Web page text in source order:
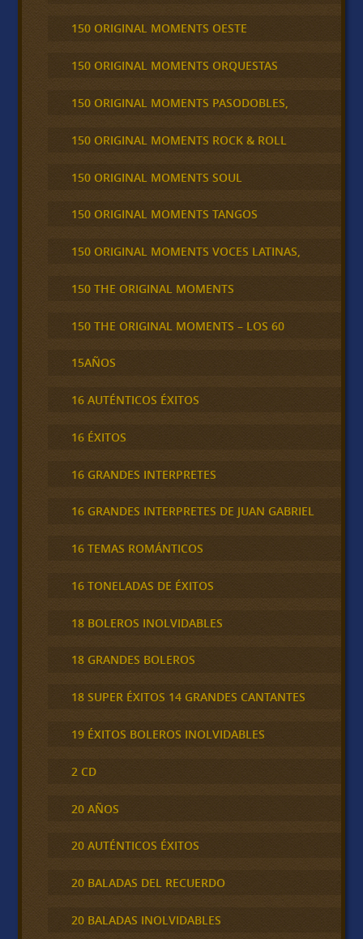
150 ORIGINAL MOMENTS OESTE
150 ORIGINAL MOMENTS ORQUESTAS
150 ORIGINAL MOMENTS PASODOBLES,
150 ORIGINAL MOMENTS ROCK & ROLL
150 ORIGINAL MOMENTS SOUL
150 ORIGINAL MOMENTS TANGOS
150 ORIGINAL MOMENTS VOCES LATINAS,
150 THE ORIGINAL MOMENTS
150 THE ORIGINAL MOMENTS – LOS 60
15AÑOS
16 AUTÉNTICOS ÉXITOS
16 ÉXITOS
16 GRANDES INTERPRETES
16 GRANDES INTERPRETES DE JUAN GABRIEL
16 TEMAS ROMÁNTICOS
16 TONELADAS DE ÉXITOS
18 BOLEROS INOLVIDABLES
18 GRANDES BOLEROS
18 SUPER ÉXITOS 14 GRANDES CANTANTES
19 ÉXITOS BOLEROS INOLVIDABLES
2 CD
20 AÑOS
20 AUTÉNTICOS ÉXITOS
20 BALADAS DEL RECUERDO
20 BALADAS INOLVIDABLES